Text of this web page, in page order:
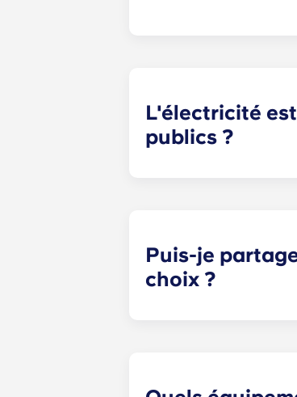
L'électricité
publics ?
Puis-je
choix ?